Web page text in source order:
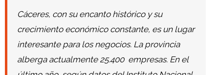
Cáceres, con su encanto histórico y su
crecimiento económico constante, es un lugar
interesante para los negocios. La provincia
alberga actualmente 25.400 empresas. En el